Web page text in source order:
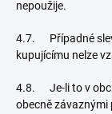
nepoužije.
4.7. Případné
kupujícímu nelze
4.8. Je-li to v
obecně závaznými